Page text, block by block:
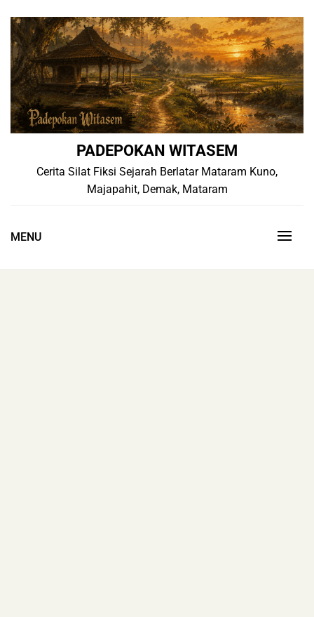
content
PADEPOKAN WITASEM
Cerita Silat Fiksi Sejarah Berlatar Mataram Kuno,
Majapahit, Demak, Mataram
MENU